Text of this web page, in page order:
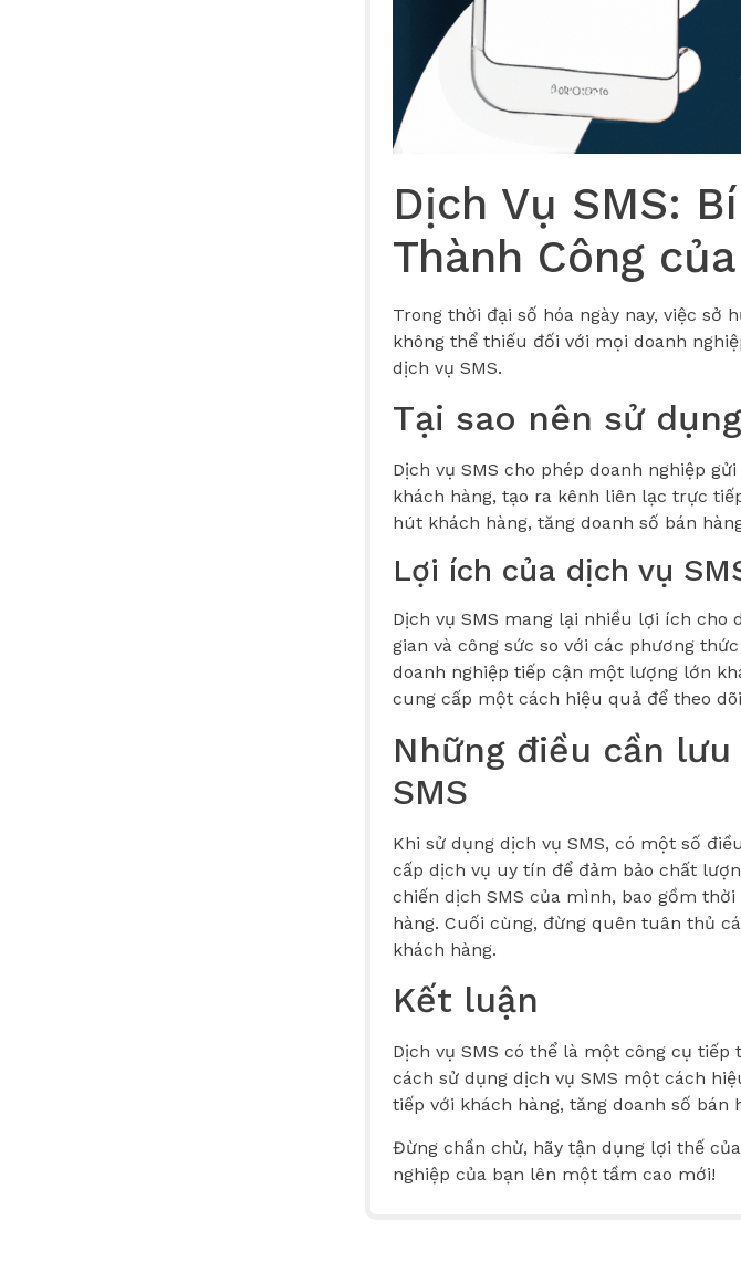
Dịch Vụ SMS:
Thành Công
Trong thời đại số hóa ngày nay, việc
không thể thiếu đối với mọi doanh
dịch vụ SMS.
Tại sao nên sử
Dịch vụ SMS cho phép doanh nghiệp
khách hàng, tạo ra kênh liên lạc trực
hút khách hàng, tăng doanh số bán
Lợi ích của dịch vụ
Dịch vụ SMS mang lại nhiều lợi ích
gian và công sức so với các phương
doanh nghiệp tiếp cận một lượng lớn
cung cấp một cách hiệu quả để theo
Những điều cần
SMS
Khi sử dụng dịch vụ SMS, có một số
cấp dịch vụ uy tín để đảm bảo chất
chiến dịch SMS của mình, bao gồm
hàng. Cuối cùng, đừng quên tuân thủ
khách hàng.
Kết luận
Dịch vụ SMS có thể là một công cụ
cách sử dụng dịch vụ SMS một cách
tiếp với khách hàng, tăng doanh số bán
Đừng chần chừ, hãy tận dụng lợi thế
nghiệp của bạn lên một tầm cao mới!